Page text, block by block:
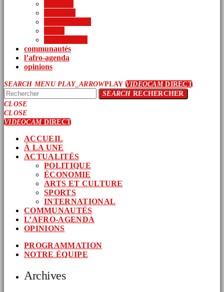
communautés
l’afro-agenda
opinions
SEARCH MENU PLAY_ARROWPLAY VIDEOCAMDIRECT
SEARCHRECHERCHER
CLOSE
CLOSE
VIDEOCAMDIRECT
ACCUEIL
À LA UNE
ACTUALITÉS
POLITIQUE
ÉCONOMIE
ARTS ET CULTURE
SPORTS
INTERNATIONAL
COMMUNAUTÉS
L’AFRO-AGENDA
OPINIONS
PROGRAMMATION
NOTRE ÉQUIPE
Archives